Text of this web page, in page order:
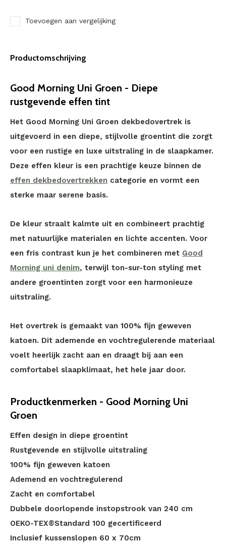
Toevoegen aan vergelijking
Productomschrijving
Good Morning Uni Groen - Diepe
rustgevende effen tint
Het Good Morning Uni Groen dekbedovertrek is
uitgevoerd in een diepe, stijlvolle groentint die zorgt
voor een rustige en luxe uitstraling in de slaapkamer.
Deze effen kleur is een prachtige keuze binnen de
effen dekbedovertrekken categorie en vormt een
sterke maar serene basis.
De kleur straalt kalmte uit en combineert prachtig
met natuurlijke materialen en lichte accenten. Voor
een fris contrast kun je het combineren met Good
Morning uni denim, terwijl ton-sur-ton styling met
andere groentinten zorgt voor een harmonieuze
uitstraling.
Het overtrek is gemaakt van 100% fijn geweven
katoen. Dit ademende en vochtregulerende materiaal
voelt heerlijk zacht aan en draagt bij aan een
comfortabel slaapklimaat, het hele jaar door.
Productkenmerken - Good Morning Uni
Groen
Effen design in diepe groentint
Rustgevende en stijlvolle uitstraling
100% fijn geweven katoen
Ademend en vochtregulerend
Zacht en comfortabel
Dubbele doorlopende instopstrook van 240 cm
OEKO-TEX®Standard 100 gecertificeerd
Inclusief kussenslopen 60 x 70cm